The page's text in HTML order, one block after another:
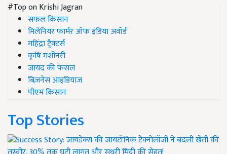
#Top on Krishi Jagran
सफल किसान
मिलेनियर फार्मर ऑफ इंडिया अवॉर्ड
महिंद्रा ट्रैक्टर्स
कृषि मशीनरी
जायद की फसल
बिज़नेस आइडियाज
पीएम किसान
Top Stories